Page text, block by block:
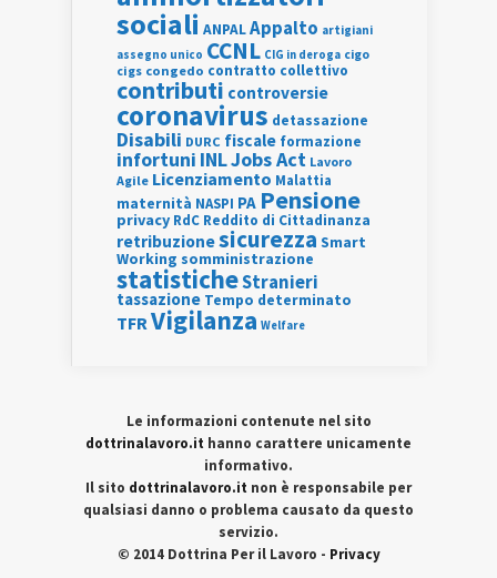
sociali ANPALAppalto artigiani
assegno unico CCNL CIG in deroga cigo
cigs congedo contratto collettivo
contributi controversie
coronavirus detassazione
Disabili DURC fiscale formazione
infortuni INLJobs Act Lavoro
Agile Licenziamento Malattia
maternità NASPI PA Pensione
privacy RdC Reddito di Cittadinanza
retribuzionesicurezza Smart
Working somministrazione
statisticheStranieri
tassazione Tempo determinato
TFRVigilanza Welfare
Le informazioni contenute nel sito
dottrinalavoro.it hanno carattere unicamente
informativo.
Il sito dottrinalavoro.it non è responsabile per
qualsiasi danno o problema causato da questo
servizio.
© 2014 Dottrina Per il Lavoro - Privacy